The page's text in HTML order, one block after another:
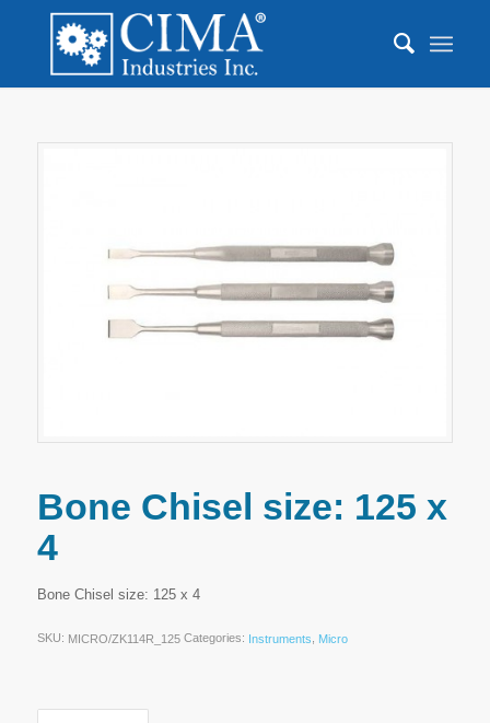
Bone Chisel size: 125 x
4
Bone Chisel size: 125 x 4
SKU: MICRO/ZK114R_125 Categories: Instruments, Micro